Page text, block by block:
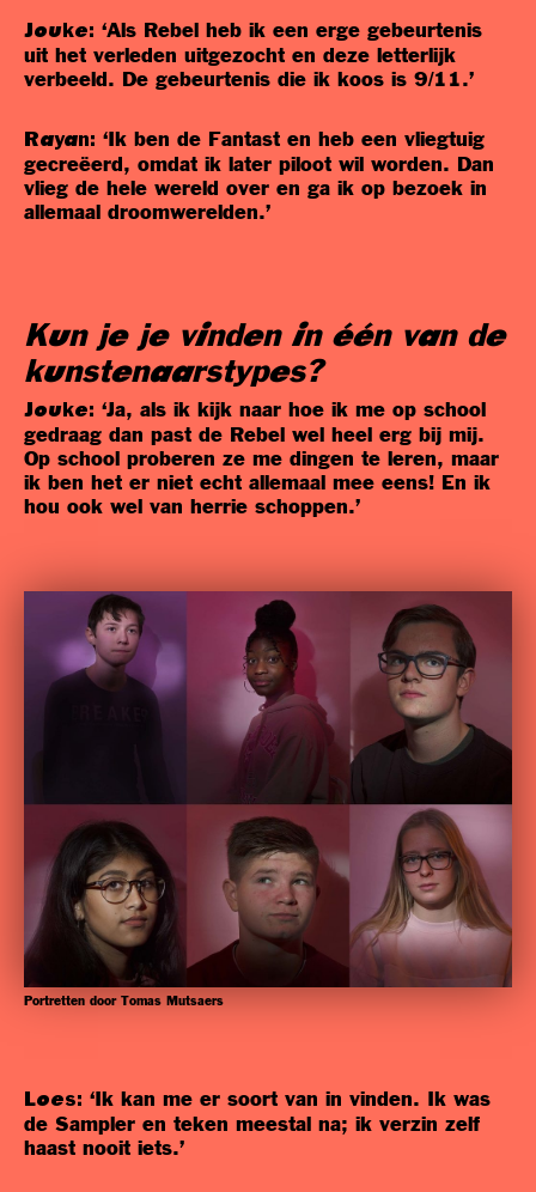
Jouke: ‘Als Rebel heb ik een erge gebeurtenis
uit het verleden uitgezocht en deze letterlijk
verbeeld. De gebeurtenis die ik koos is 9/11.’
Rayan: ‘Ik ben de Fantast en heb een vliegtuig
gecreëerd, omdat ik later piloot wil worden. Dan
vlieg de hele wereld over en ga ik op bezoek in
allemaal droomwerelden.’
Kun je je vinden in één van de
kunstenaarstypes?
Jouke: ‘Ja, als ik kijk naar hoe ik me op school
gedraag dan past de Rebel wel heel erg bij mij.
Op school proberen ze me dingen te leren, maar
ik ben het er niet echt allemaal mee eens! En ik
hou ook wel van herrie schoppen.’
Portretten door Tomas Mutsaers
Loes: ‘Ik kan me er soort van in vinden. Ik was
de Sampler en teken meestal na; ik verzin zelf
haast nooit iets.’